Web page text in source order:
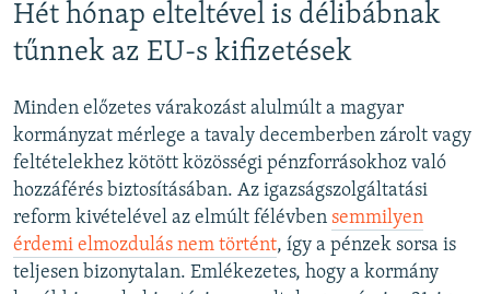
Hét hónap elteltével is délibábnak
tűnnek az EU-s kifizetések
Minden előzetes várakozást alulmúlt a magyar
kormányzat mérlege a tavaly decemberben zárolt vagy
feltételekhez kötött közösségi pénzforrásokhoz való
hozzáférés biztosításában. Az igazságszolgáltatási
reform kivételével az elmúlt félévben semmilyen
érdemi elmozdulás nem történt, így a pénzek sorsa is
teljesen bizonytalan. Emlékezetes, hogy a kormány